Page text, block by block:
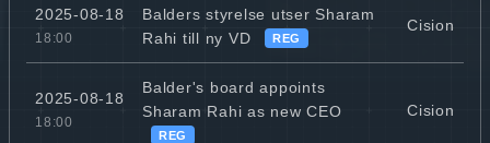
2025-08-18
18:00
Balders styrelse utser Sharam
Rahi till ny VD
REG
Cision
2025-08-18
18:00
Balder's board appoints
Sharam Rahi as new CEO
REG
Cision